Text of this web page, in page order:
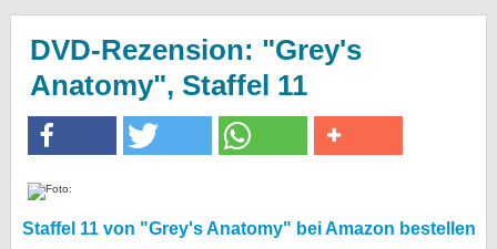
DVD-Rezension: "Grey's
Anatomy", Staffel 11
Staffel 11 von "Grey's Anatomy" bei Amazon bestellen
Veranstaltungen
Specials
Gewinnspiele